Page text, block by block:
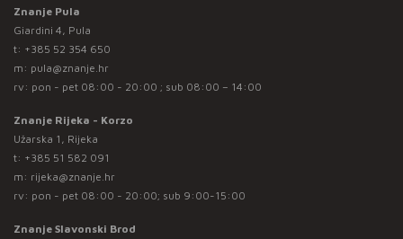
Znanje Pula
Giardini 4, Pula
t: +385 52 354 650
m: pula@znanje.hr
rv: pon - pet 08:00 - 20:00 ; sub 08:00 – 14:00
Znanje Rijeka - Korzo
Užarska 1, Rijeka
t: +385 51 582 091
m: rijeka@znanje.hr
rv: pon - pet 08:00 - 20:00; sub 9:00-15:00
Znanje Slavonski Brod